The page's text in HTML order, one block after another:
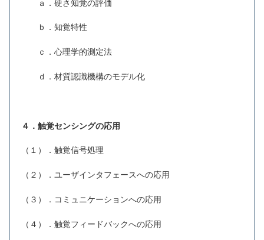
ａ．硬さ知覚の評価
ｂ．知覚特性
ｃ．心理学的測定法
ｄ．材質認識機構のモデル化
４．触覚センシングの応用
（１）．触覚信号処理
（２）．ユーザインタフェースへの応用
（３）．コミュニケーションへの応用
（４）．触覚フィードバックへの応用